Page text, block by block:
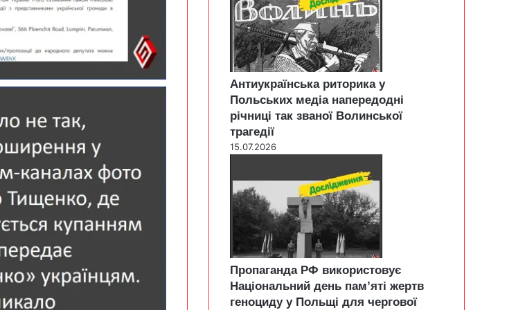
Антиукраїнська риторика у
Польських медіа напередодні
річниці так званої Волинської
трагедії
15.07.2026
Пропаганда РФ використовує
Національний день пам’яті жертв
геноциду у Польщі для чергової